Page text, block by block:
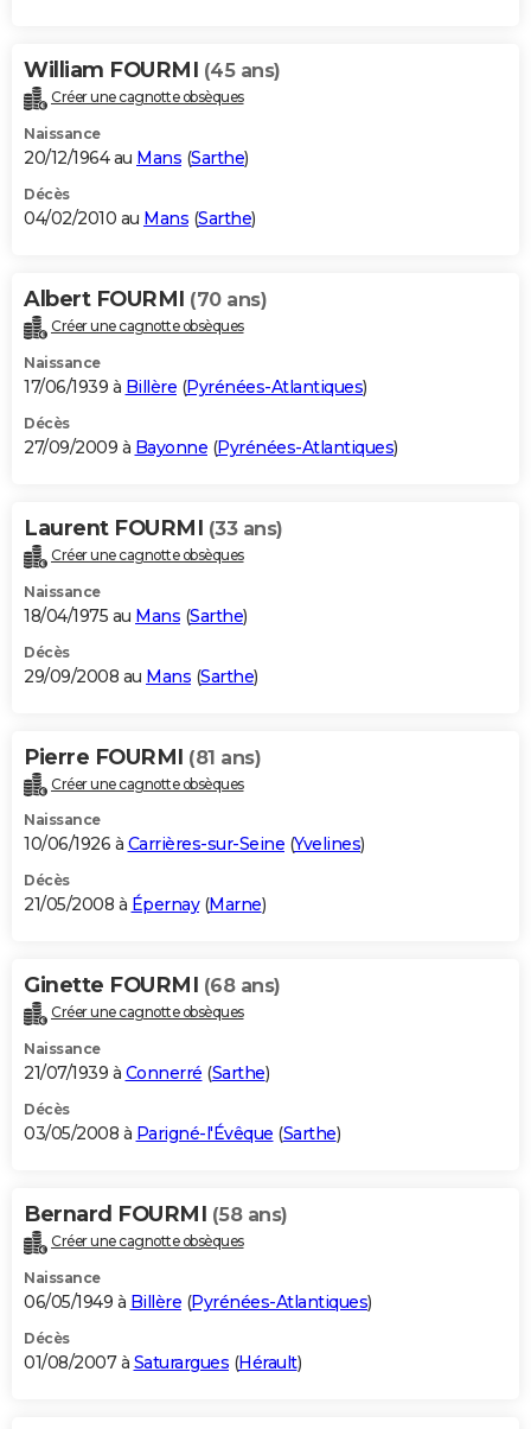
William FOURMI (45 ans)
Créer une cagnotte obsèques
Naissance
20/12/1964 au Mans (Sarthe)
Décès
04/02/2010 au Mans (Sarthe)
Albert FOURMI (70 ans)
Créer une cagnotte obsèques
Naissance
17/06/1939 à Billère (Pyrénées-Atlantiques)
Décès
27/09/2009 à Bayonne (Pyrénées-Atlantiques)
Laurent FOURMI (33 ans)
Créer une cagnotte obsèques
Naissance
18/04/1975 au Mans (Sarthe)
Décès
29/09/2008 au Mans (Sarthe)
Pierre FOURMI (81 ans)
Créer une cagnotte obsèques
Naissance
10/06/1926 à Carrières-sur-Seine (Yvelines)
Décès
21/05/2008 à Épernay(Marne)
Ginette FOURMI (68 ans)
Créer une cagnotte obsèques
Naissance
21/07/1939 à Connerré (Sarthe)
Décès
03/05/2008 à Parigné-l'Évêque (Sarthe)
Bernard FOURMI (58 ans)
Créer une cagnotte obsèques
Naissance
06/05/1949 à Billère (Pyrénées-Atlantiques)
Décès
01/08/2007 à Saturargues (Hérault)